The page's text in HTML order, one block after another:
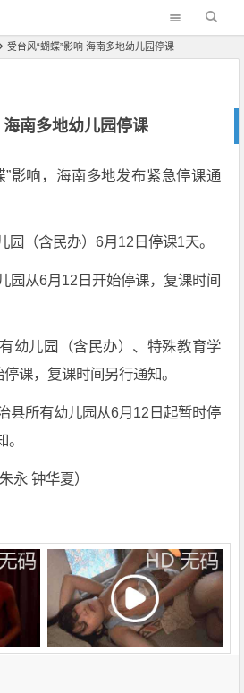
受台风“蝴蝶”影响 海南多地幼儿园停课
南多地幼儿园停课
响，海南多地发布紧急停课通
（含民办）6月12日停课1天。
从6月12日开始停课，复课时间
儿园（含民办）、特殊教育学
课，复课时间另行通知。
所有幼儿园从6月12日起暂时停
钟华夏）